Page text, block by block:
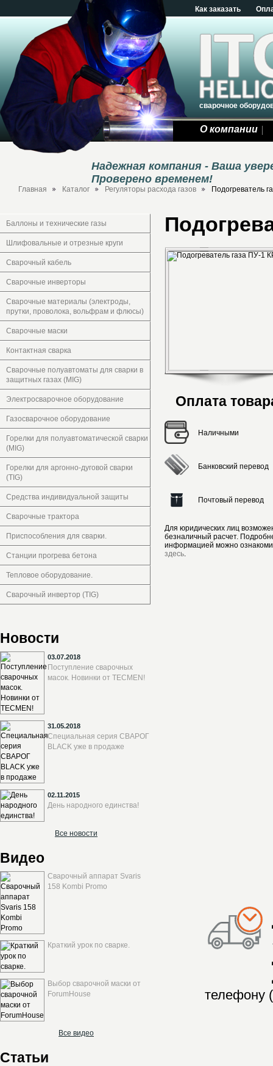
Как заказать
сварочное
О компании
Надежная компания - Ваша
Проверено временем!
Главная Каталог Регуляторы расхода газов Подогреватель
Баллоны и технические газы
Шлифовальные и отрезные круги
Сварочный кабель
Сварочные инверторы
Сварочные материалы (электроды,
прутки, проволока, вольфрам и флюсы)
Сварочные маски
Контактная сварка
Сварочные полуавтоматы для сварки в
защитных газах (MIG)
Электросварочное оборудование
Газосварочное оборудование
Горелки для полуавтоматической сварки
(MIG)
Горелки для аргонно-дуговой сварки
(TIG)
Средства индивидуальной защиты
Сварочные трактора
Приспособления для сварки.
Станции прогрева бетона
Тепловое оборудование.
Сварочный инвертор (TIG)
Новости
03.07.2018
Поступление сварочных
масок. Новинки от TECMEN!
31.05.2018
Специальная серия СВАРОГ
BLACK уже в продаже
02.11.2015
День народного единства!
Все новости
Видео
Сварочный аппарат Svaris
158 Kombi Promo
Краткий урок по сварке.
Выбор сварочной маски от
ForumHouse
Все видео
Статьи
Оплата
Наличными
Банковский перевод
Почтовый перевод
Для юридических лиц
безналичный расчет.
информацией можно
здесь.
телефону